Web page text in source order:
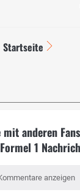
Startseite
anderen
1
anzeigen